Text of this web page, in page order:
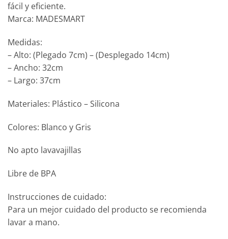
fácil y eficiente.
Marca: MADESMART
Medidas:
– Alto: (Plegado 7cm) – (Desplegado 14cm)
– Ancho: 32cm
– Largo: 37cm
Materiales: Plástico – Silicona
Colores: Blanco y Gris
No apto lavavajillas
Libre de BPA
Instrucciones de cuidado:
Para un mejor cuidado del producto se recomienda
lavar a mano.